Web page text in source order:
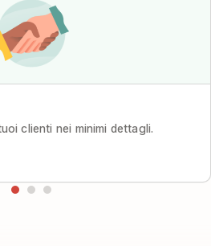
clienti nei minimi dettagli.